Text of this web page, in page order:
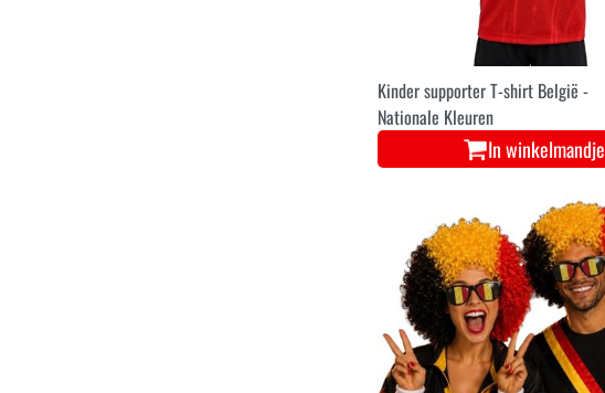
Kinder supporter T-shirt België -
Nationale Kleuren
In winkelmandje